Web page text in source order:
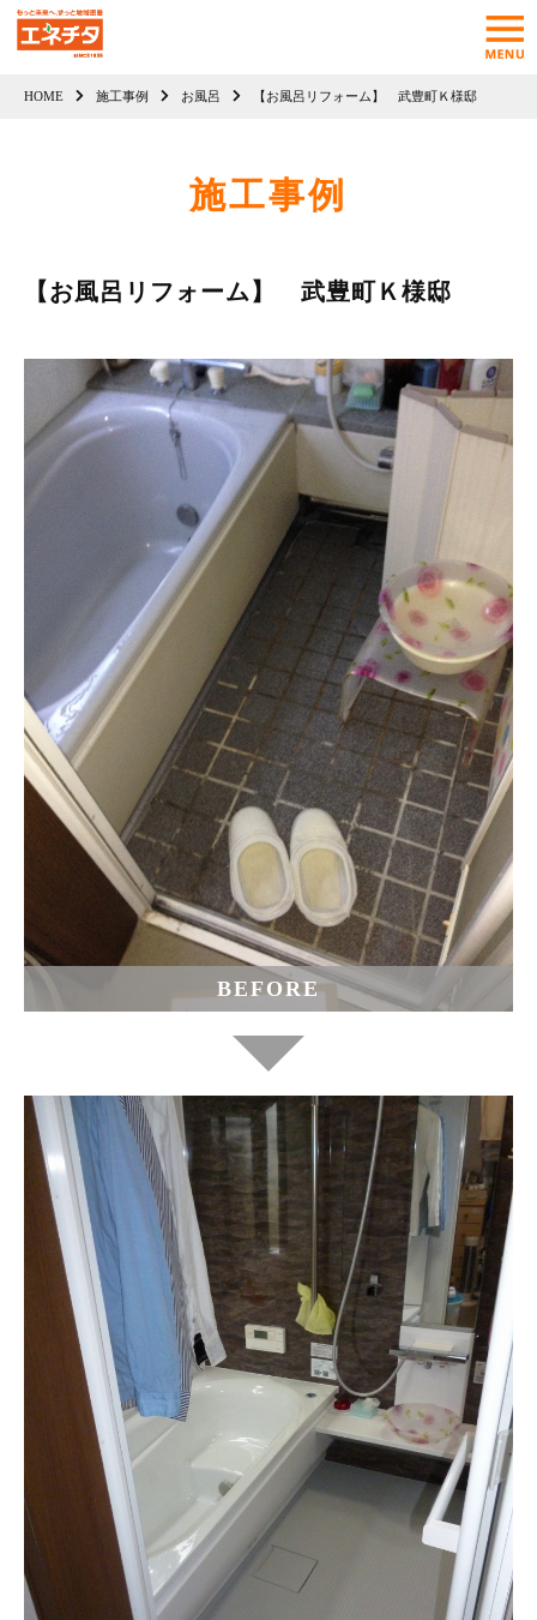
HOME 施工事例 お風呂 【お風呂リフォーム】 武豊町Ｋ様邸
施工事例
【お風呂リフォーム】 武豊町Ｋ様邸
BEFORE